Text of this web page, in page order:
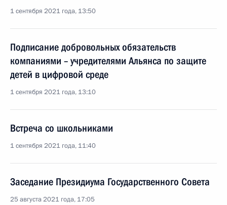
1 сентября 2021 года, 13:50
Подписание добровольных обязательств
компаниями – учредителями Альянса по защите
детей в цифровой среде
1 сентября 2021 года, 13:10
Встреча со школьниками
1 сентября 2021 года, 11:40
Заседание Президиума Государственного Совета
25 августа 2021 года, 17:05